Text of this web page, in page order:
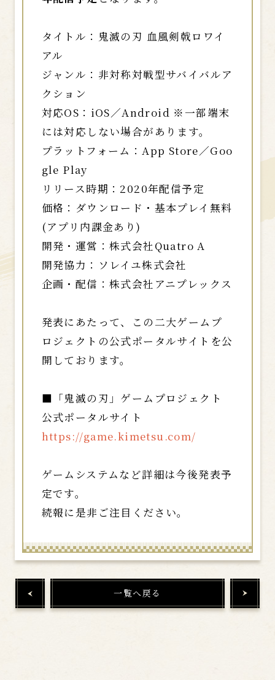
タイトル：鬼滅の刃 血風剣戟ロワイ
アル
ジャンル：非対称対戦型サバイバルア
クション
対応OS：iOS／Android ※一部端末
には対応しない場合があります。
プラットフォーム：App Store／Goo
gle Play
リリース時期：2020年配信予定
価格：ダウンロード・基本プレイ無料
(アプリ内課金あり)
開発・運営：株式会社Quatro A
開発協力：ソレイユ株式会社
企画・配信：株式会社アニプレックス
発表にあたって、この二大ゲームプ
ロジェクトの公式ポータルサイトを公
開しております。
■「鬼滅の刃」ゲームプロジェクト
公式ポータルサイト
https://game.kimetsu.com/
ゲームシステムなど詳細は今後発表予
定です。
続報に是非ご注目ください。
一覧へ戻る